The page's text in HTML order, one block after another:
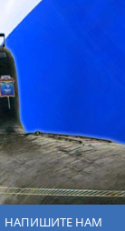
НАПИШИТЕ НАМ